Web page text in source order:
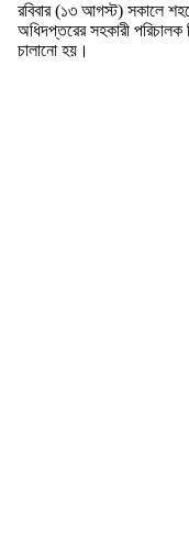
রবিবার (১৩ আগস্ট) সকালে
অধিদপ্তরের সহকারী
চালানো হয়।